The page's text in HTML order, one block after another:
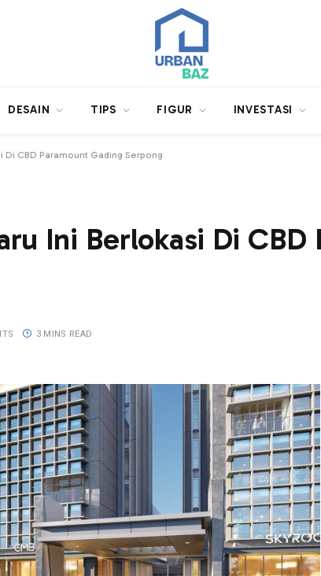
DESAIN TIPS FIGUR INVESTASI
Di CBD Paramount Gading Serpong
Ini Berlokasi Di CBD
3 MINS READ